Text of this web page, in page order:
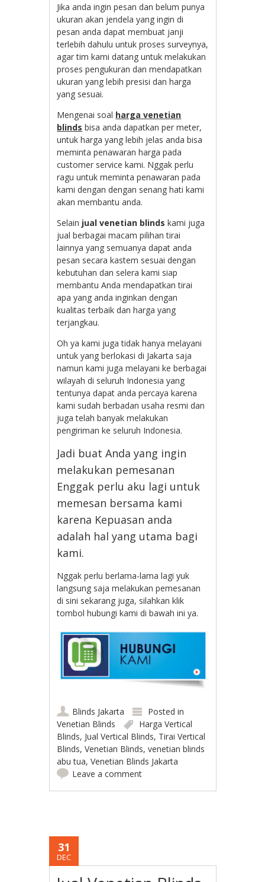
Jika anda ingin pesan dan belum punya
ukuran akan jendela yang ingin di
pesan anda dapat membuat janji
terlebih dahulu untuk proses surveynya,
agar tim kami datang untuk melakukan
proses pengukuran dan mendapatkan
ukuran yang lebih presisi dan harga
yang sesuai.
Mengenai soal harga venetian
blinds bisa anda dapatkan per meter,
untuk harga yang lebih jelas anda bisa
meminta penawaran harga pada
customer service kami. Nggak perlu
ragu untuk meminta penawaran pada
kami dengan dengan senang hati kami
akan membantu anda.
Selain jual venetian blinds kami juga
jual berbagai macam pilihan tirai
lainnya yang semuanya dapat anda
pesan secara kastem sesuai dengan
kebutuhan dan selera kami siap
membantu Anda mendapatkan tirai
apa yang anda inginkan dengan
kualitas terbaik dan harga yang
terjangkau.
Oh ya kami juga tidak hanya melayani
untuk yang berlokasi di Jakarta saja
namun kami juga melayani ke berbagai
wilayah di seluruh Indonesia yang
tentunya dapat anda percaya karena
kami sudah berbadan usaha resmi dan
juga telah banyak melakukan
pengiriman ke seluruh Indonesia.
Jadi buat Anda yang ingin
melakukan pemesanan
Enggak perlu aku lagi untuk
memesan bersama kami
karena Kepuasan anda
adalah hal yang utama bagi
kami.
Nggak perlu berlama-lama lagi yuk
langsung saja melakukan pemesanan
di sini sekarang juga, silahkan klik
tombol hubungi kami di bawah ini ya.
Blinds Jakarta
Posted in
Venetian Blinds
Harga Vertical
Blinds, Jual Vertical Blinds, Tirai Vertical
Blinds,Venetian Blinds,venetian blinds
abu tua,Venetian Blinds Jakarta
Leave a comment
31
DEC